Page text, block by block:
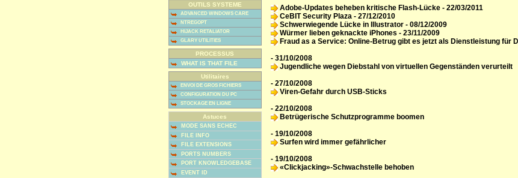
OUTILS SYSTEME
ADVANCED WINDOWS CARE
NTREGOPT
HIJACK RETALIATOR
GLARY UTILITIES
PROCESSUS
WHAT IS THAT FILE
Utilitaires
ENVOI DE GROS FICHIERS
CONFIGURATION DU PC
STOCKAGE EN LIGNE
Astuces
MODE SANS ECHEC
FILE INFO
FILE EXTENSIONS
PORTS NUMBERS
PORT KNOWLEDGEBASE
EVENT ID
Adobe-Updates beheben kritische Flash-Lücke - 22/03/2011
CeBIT Security Plaza - 27/12/2010
Schwerwiegende Lücke in Illustrator - 08/12/2009
Würmer lieben geknackte iPhones - 23/11/2009
Fraud as a Service: Online-Betrug gibt es jetzt als Dienstleistung für
- 31/10/2008
Jugendliche wegen Diebstahl von virtuellen Gegenständen verurteilt
- 27/10/2008
Viren-Gefahr durch USB-Sticks
- 22/10/2008
Betrügerische Schutzprogramme boomen
- 19/10/2008
Surfen wird immer gefährlicher
- 19/10/2008
«Clickjacking»-Schwachstelle behoben